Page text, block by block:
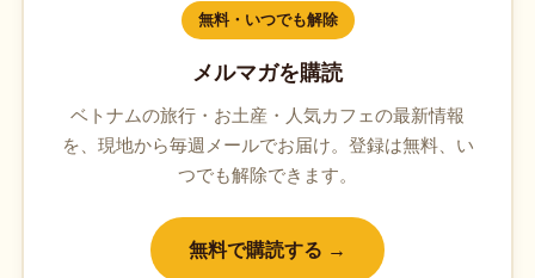
無料・いつでも解除
メルマガを購読
ベトナムの旅行・お土産・人気カフェの最新情報
を、現地から毎週メールでお届け。登録は無料、い
つでも解除できます。
無料で購読する →